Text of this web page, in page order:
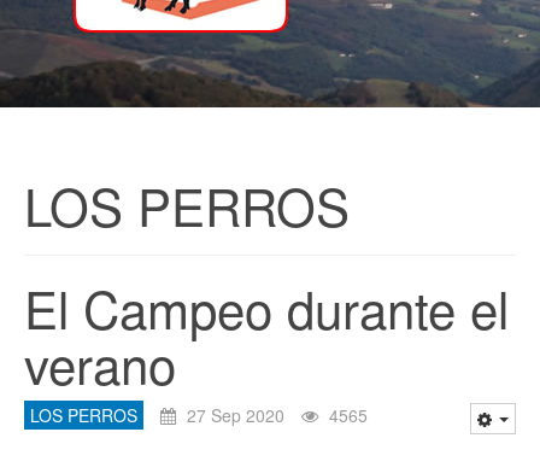
LOS PERROS
El Campeo durante el
verano
LOS PERROS 27 Sep 2020 4565